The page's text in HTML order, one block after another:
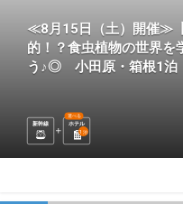
≪8月15日（土）開催≫
的！？食虫植物の世界を
う♪◎ 小田原・箱根1泊
新幹線 ホテル
選べる
1 泊